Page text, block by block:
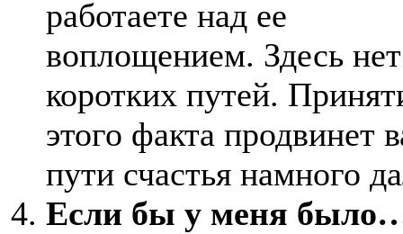
работаете над ее
воплощением. Здесь нет
коротких путей.
этого факта продвинет
пути счастья намного
Если бы у меня